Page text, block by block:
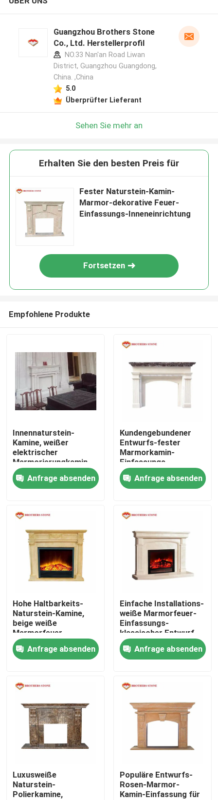
Zu Hause
Produkte
Über uns
Werksbesichtigung
Qualitätskontrolle
Neuigkeiten
Rechtssachen
Granit-Steinplatten
Guangzhou Brothers Stone
Co., Ltd. Herstellerprofil
NO.33 Nan'an Road Liwan
District, Guangzhou Guangdong,
China. ,China
5.0
Überprüfter Lieferant
Sehen Sie mehr an
Erhalten Sie den besten Preis für
Fester Naturstein-Kamin-
Marmor-dekorative Feuer-
Einfassungs-Inneneinrichtung
Fortsetzen
Empfohlene Produkte
Innennaturstein-
Kamine, weißer
elektrischer
Marmorierungkamin
Suny
Anfrage absenden
Kundengebundener
Entwurfs-fester
Marmorkamin-
Einfassungs-
Flammen-Widerstand
Anfrage absenden
Hohe Haltbarkeits-
Naturstein-Kamine,
beige weiße
Marmorfeuer-
Einfassung
Anfrage absenden
Einfache Installations-
weiße Marmorfeuer-
Einfassungs-
klassischer Entwurf
für Innendekoratives
Anfrage absenden
Luxusweiße
Naturstein-
Polierkamine,
Populäre Entwurfs-
Rosen-Marmor-
Kamin-Einfassung für